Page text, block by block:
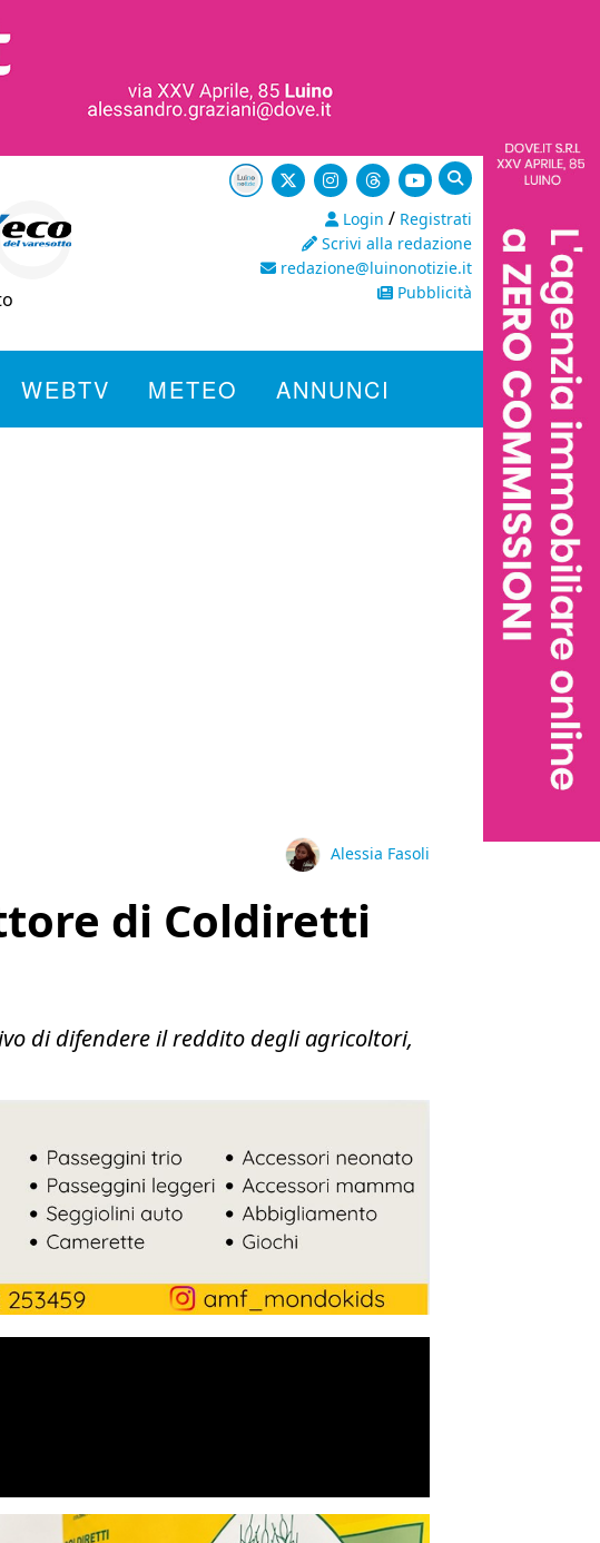
Login / Registrati
Scrivi alla redazione
redazione@luinonotizie.it
Pubblicità
WEBTV METEO ANNUNCI
Alessia Fasoli
di Coldiretti
di difendere il reddito degli agricoltori,